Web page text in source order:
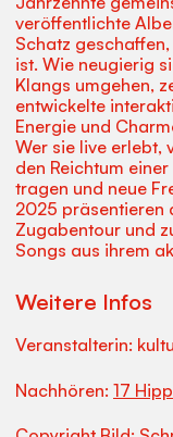
veröffentlichte
Schatz
ist. Wie neugierig
Klangs umgehen,
entwickelte
Energie und
Wer sie live erlebt,
den Reichtum
tragen und neue
2025 präsentieren
Zugabentour und
Songs aus ihrem
Weitere Infos
Veranstalterin:
Nachhören: 17